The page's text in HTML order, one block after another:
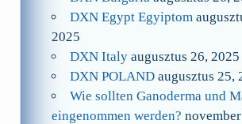
DXN Egypt Egyiptom
2025
DXN Italy augusztus 26, 2025
DXN POLAND augusztus 25,
Wie sollten Ganoderma und
eingenommen werden?